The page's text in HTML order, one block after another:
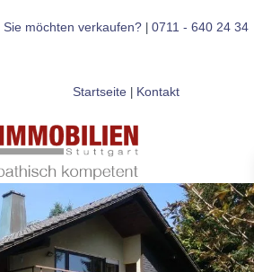
Sie möchten verkaufen?| 0711 - 640 24 34
Startseite| Kontakt